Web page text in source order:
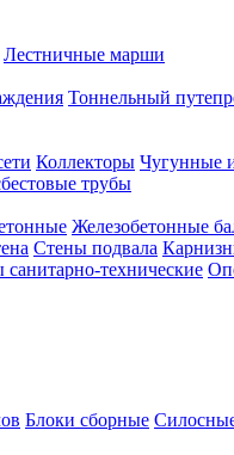
Лестничные марши
Тоннельный
Коллекторы Чугунные
трубы
Железобетонные
Стены подвала
технические
Блоки сборные